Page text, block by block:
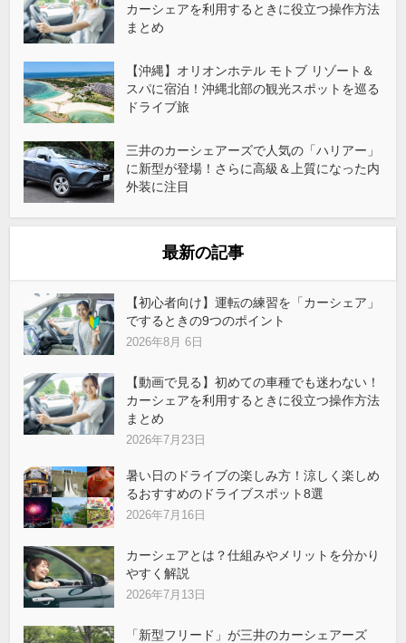
カーシェアを利用するときに役立つ操作方法
まとめ
【沖縄】オリオンホテル モトブ リゾート＆
スパに宿泊！沖縄北部の観光スポットを巡る
ドライブ旅
三井のカーシェアーズで人気の「ハリアー」
に新型が登場！さらに高級＆上質になった内
外装に注目
最新の記事
【初心者向け】運転の練習を「カーシェア」
でするときの9つのポイント
2026年8月 6日
【動画で見る】初めての車種でも迷わない！
カーシェアを利用するときに役立つ操作方法
まとめ
2026年7月23日
暑い日のドライブの楽しみ方！涼しく楽しめ
るおすすめのドライブスポット8選
2026年7月16日
カーシェアとは？仕組みやメリットを分かり
やすく解説
2026年7月13日
「新型フリード」が三井のカーシェアーズ